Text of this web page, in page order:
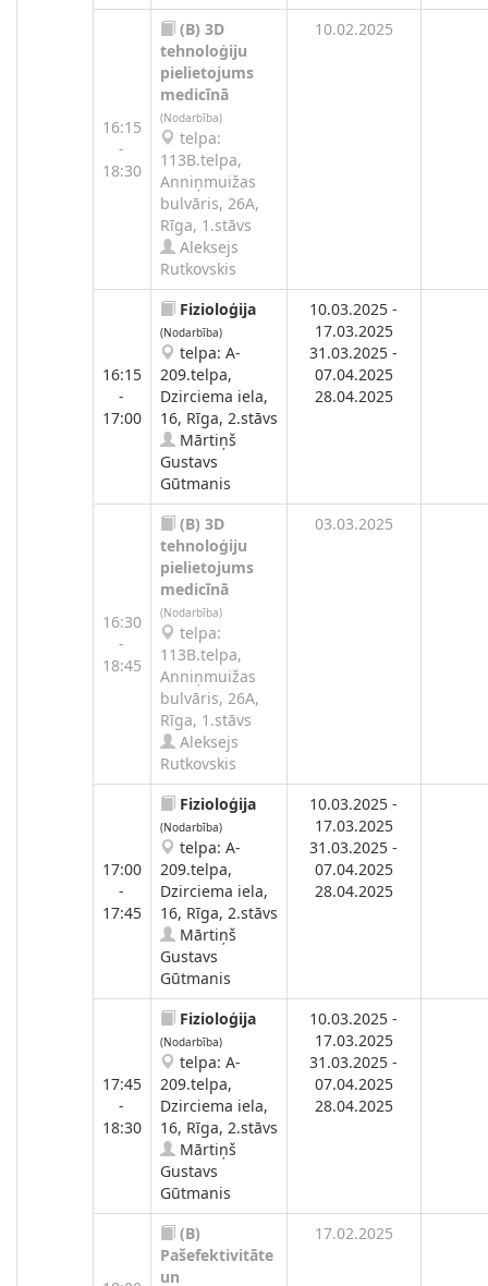
16:15
-
18:30
(B) 3D
tehnoloģiju
pielietojums
medicīnā
(Nodarbība)
telpa:
113B.telpa,
Anniņmuižas
bulvāris, 26A,
Rīga, 1.stāvs
Aleksejs
Rutkovskis
10.02.2025
16:15
-
17:00
Fizioloģija
(Nodarbība)
telpa: A-
209.telpa,
Dzirciema iela,
16, Rīga, 2.stāvs
Mārtiņš
Gustavs
Gūtmanis
10.03.2025 -
17.03.2025
31.03.2025 -
07.04.2025
28.04.2025
16:30
-
18:45
(B) 3D
tehnoloģiju
pielietojums
medicīnā
(Nodarbība)
telpa:
113B.telpa,
Anniņmuižas
bulvāris, 26A,
Rīga, 1.stāvs
Aleksejs
Rutkovskis
03.03.2025
17:00
-
17:45
Fizioloģija
(Nodarbība)
telpa: A-
209.telpa,
Dzirciema iela,
16, Rīga, 2.stāvs
Mārtiņš
Gustavs
Gūtmanis
10.03.2025 -
17.03.2025
31.03.2025 -
07.04.2025
28.04.2025
17:45
-
18:30
Fizioloģija
(Nodarbība)
telpa: A-
209.telpa,
Dzirciema iela,
16, Rīga, 2.stāvs
Mārtiņš
Gustavs
Gūtmanis
10.03.2025 -
17.03.2025
31.03.2025 -
07.04.2025
28.04.2025
(B)
Pašefektivitāte
un
17.02.2025